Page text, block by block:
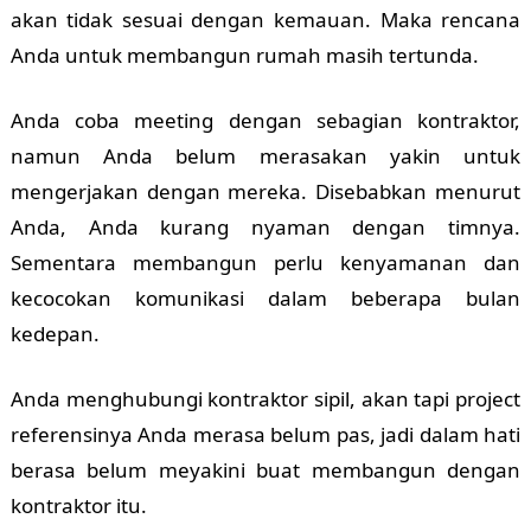
akan tidak sesuai dengan kemauan. Maka rencana
Anda untuk membangun rumah masih tertunda.
Anda coba meeting dengan sebagian kontraktor,
namun Anda belum merasakan yakin untuk
mengerjakan dengan mereka. Disebabkan menurut
Anda, Anda kurang nyaman dengan timnya.
Sementara membangun perlu kenyamanan dan
kecocokan komunikasi dalam beberapa bulan
kedepan.
Anda menghubungi kontraktor sipil, akan tapi project
referensinya Anda merasa belum pas, jadi dalam hati
berasa belum meyakini buat membangun dengan
kontraktor itu.